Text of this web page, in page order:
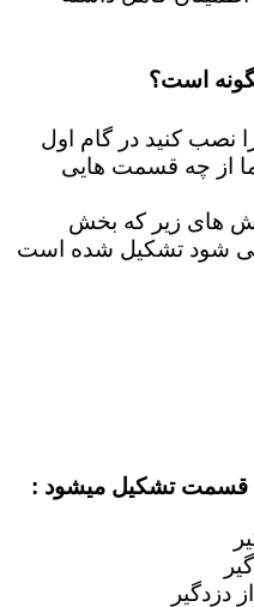
است؟
را نصب کنید در گام اول
از چه قسمت هایی
های زیر که بخش
می شود تشکیل شده است
دزدگیر